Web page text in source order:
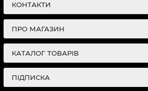
КОНТАКТИ
ПРО МАГАЗИН
КАТАЛОГ ТОВАРІВ
ПІДПИСКА